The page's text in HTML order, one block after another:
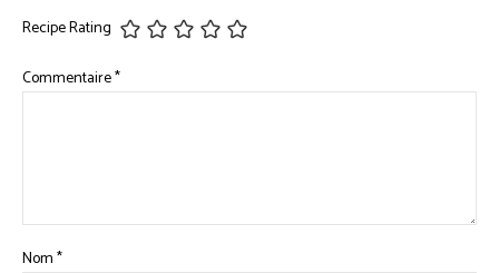
Recipe Rating
Commentaire*
Nom*